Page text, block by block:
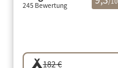
245 Bewertung
182 €